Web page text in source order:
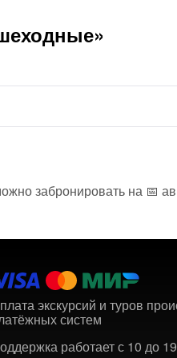
забронировать на 📅
экскурсий и туров
систем
работает с 10 до